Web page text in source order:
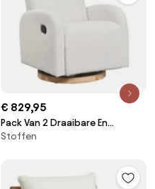
€ 829,95
Pack Van 2 Draaibare En
Verstelbare Fauteuils In Vako
Stoffen